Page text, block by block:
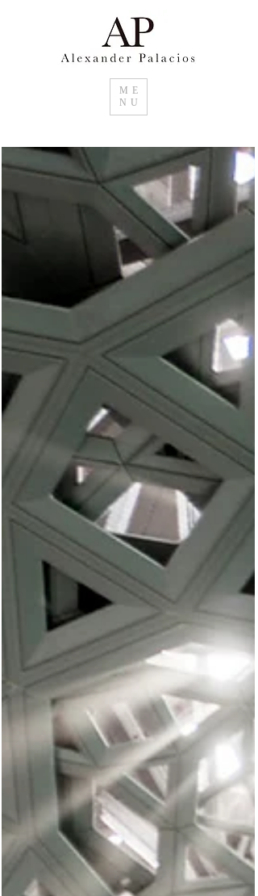
ME
NU
Suchen sie im Raum Basel Kunstwerke für
ihr Zuhause. Unikate oder Editionen im
Grossformat von Alexander Palacios.